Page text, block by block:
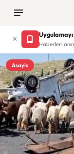
Haberleri
Asayis